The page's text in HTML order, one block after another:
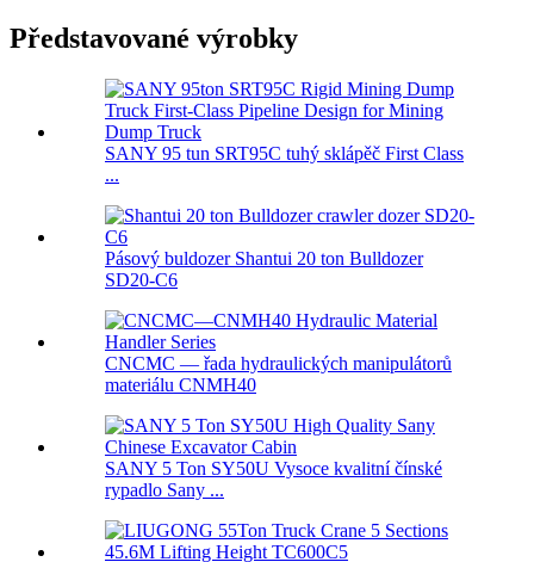
Představované výrobky
SANY 95 tun SRT95C tuhý sklápěč First Class
...
Pásový buldozer Shantui 20 ton Bulldozer
SD20-C6
CNCMC — řada hydraulických manipulátorů
materiálu CNMH40
SANY 5 Ton SY50U Vysoce kvalitní čínské
rypadlo Sany ...